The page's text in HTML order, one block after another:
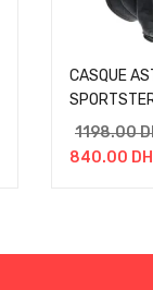
CASQUE
1198.00
840.00 DH